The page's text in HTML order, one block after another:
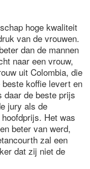
hoge kwaliteit
van de vrouwen.
dan de mannen
naar een vrouw,
uit Colombia, die
koffie levert en
daar de beste prijs
jury als de
Het was
beter van werd,
zal een
dat zij niet de